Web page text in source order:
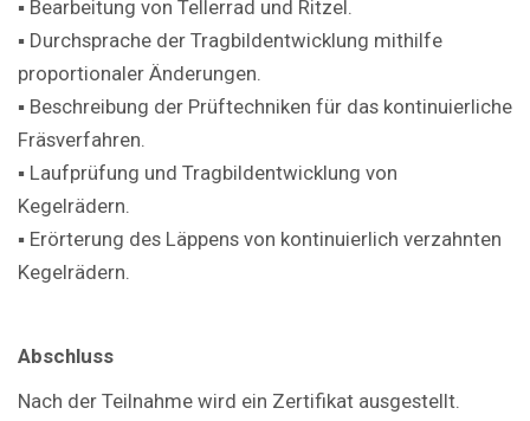
▪ Bearbeitung von Tellerrad und Ritzel.
▪ Durchsprache der Tragbildentwicklung mithilfe
proportionaler Änderungen.
▪ Beschreibung der Prüftechniken für das kontinuierliche
Fräsverfahren.
▪ Laufprüfung und Tragbildentwicklung von
Kegelrädern.
▪ Erörterung des Läppens von kontinuierlich verzahnten
Kegelrädern.
Abschluss
Nach der Teilnahme wird ein Zertifikat ausgestellt.